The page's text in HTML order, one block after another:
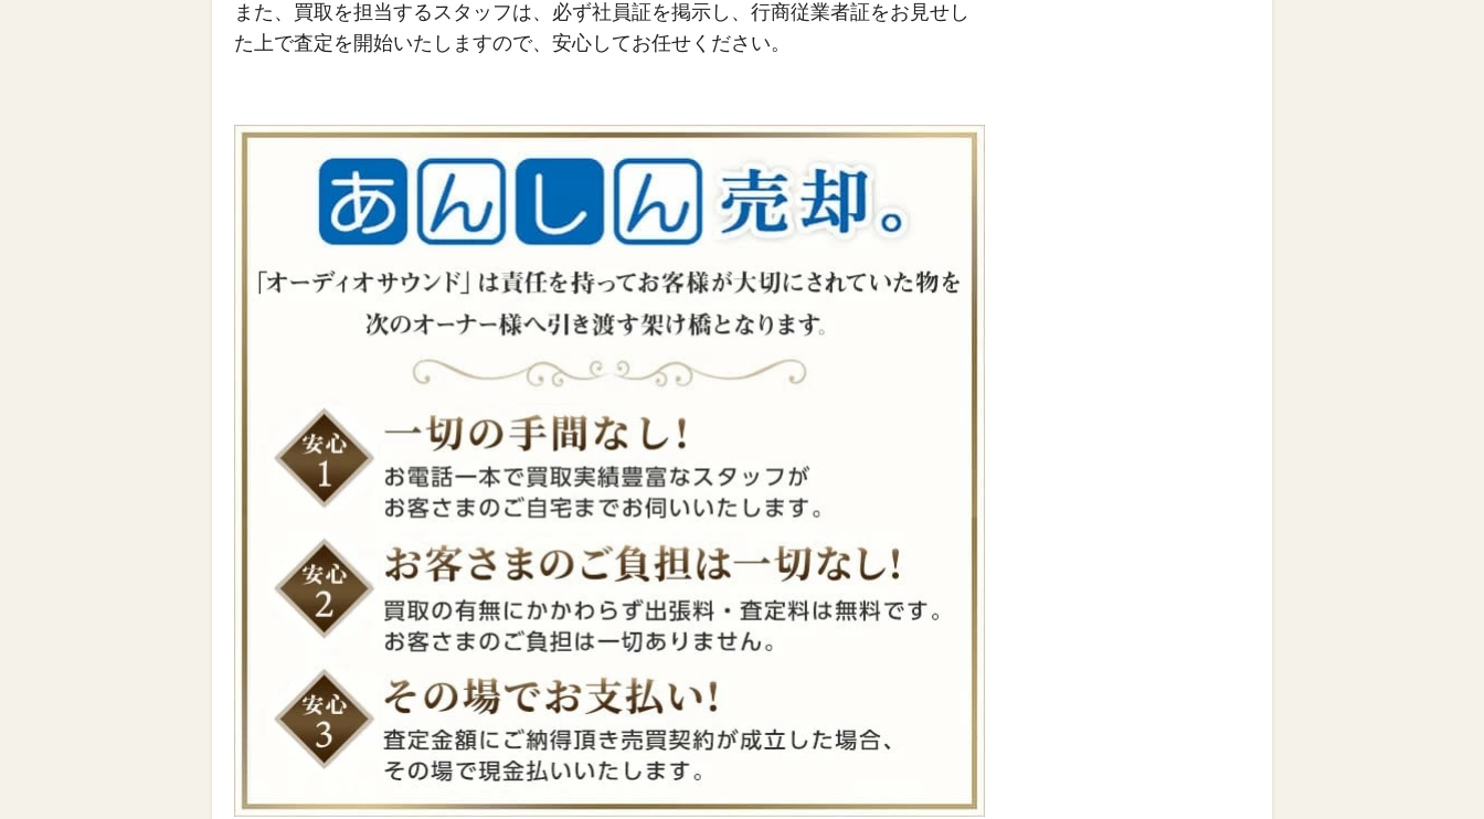
また、買取を担当するスタッフは、必ず社員証を掲示し、行商従業者証をお見せし
た上で査定を開始いたしますので、安心してお任せください。